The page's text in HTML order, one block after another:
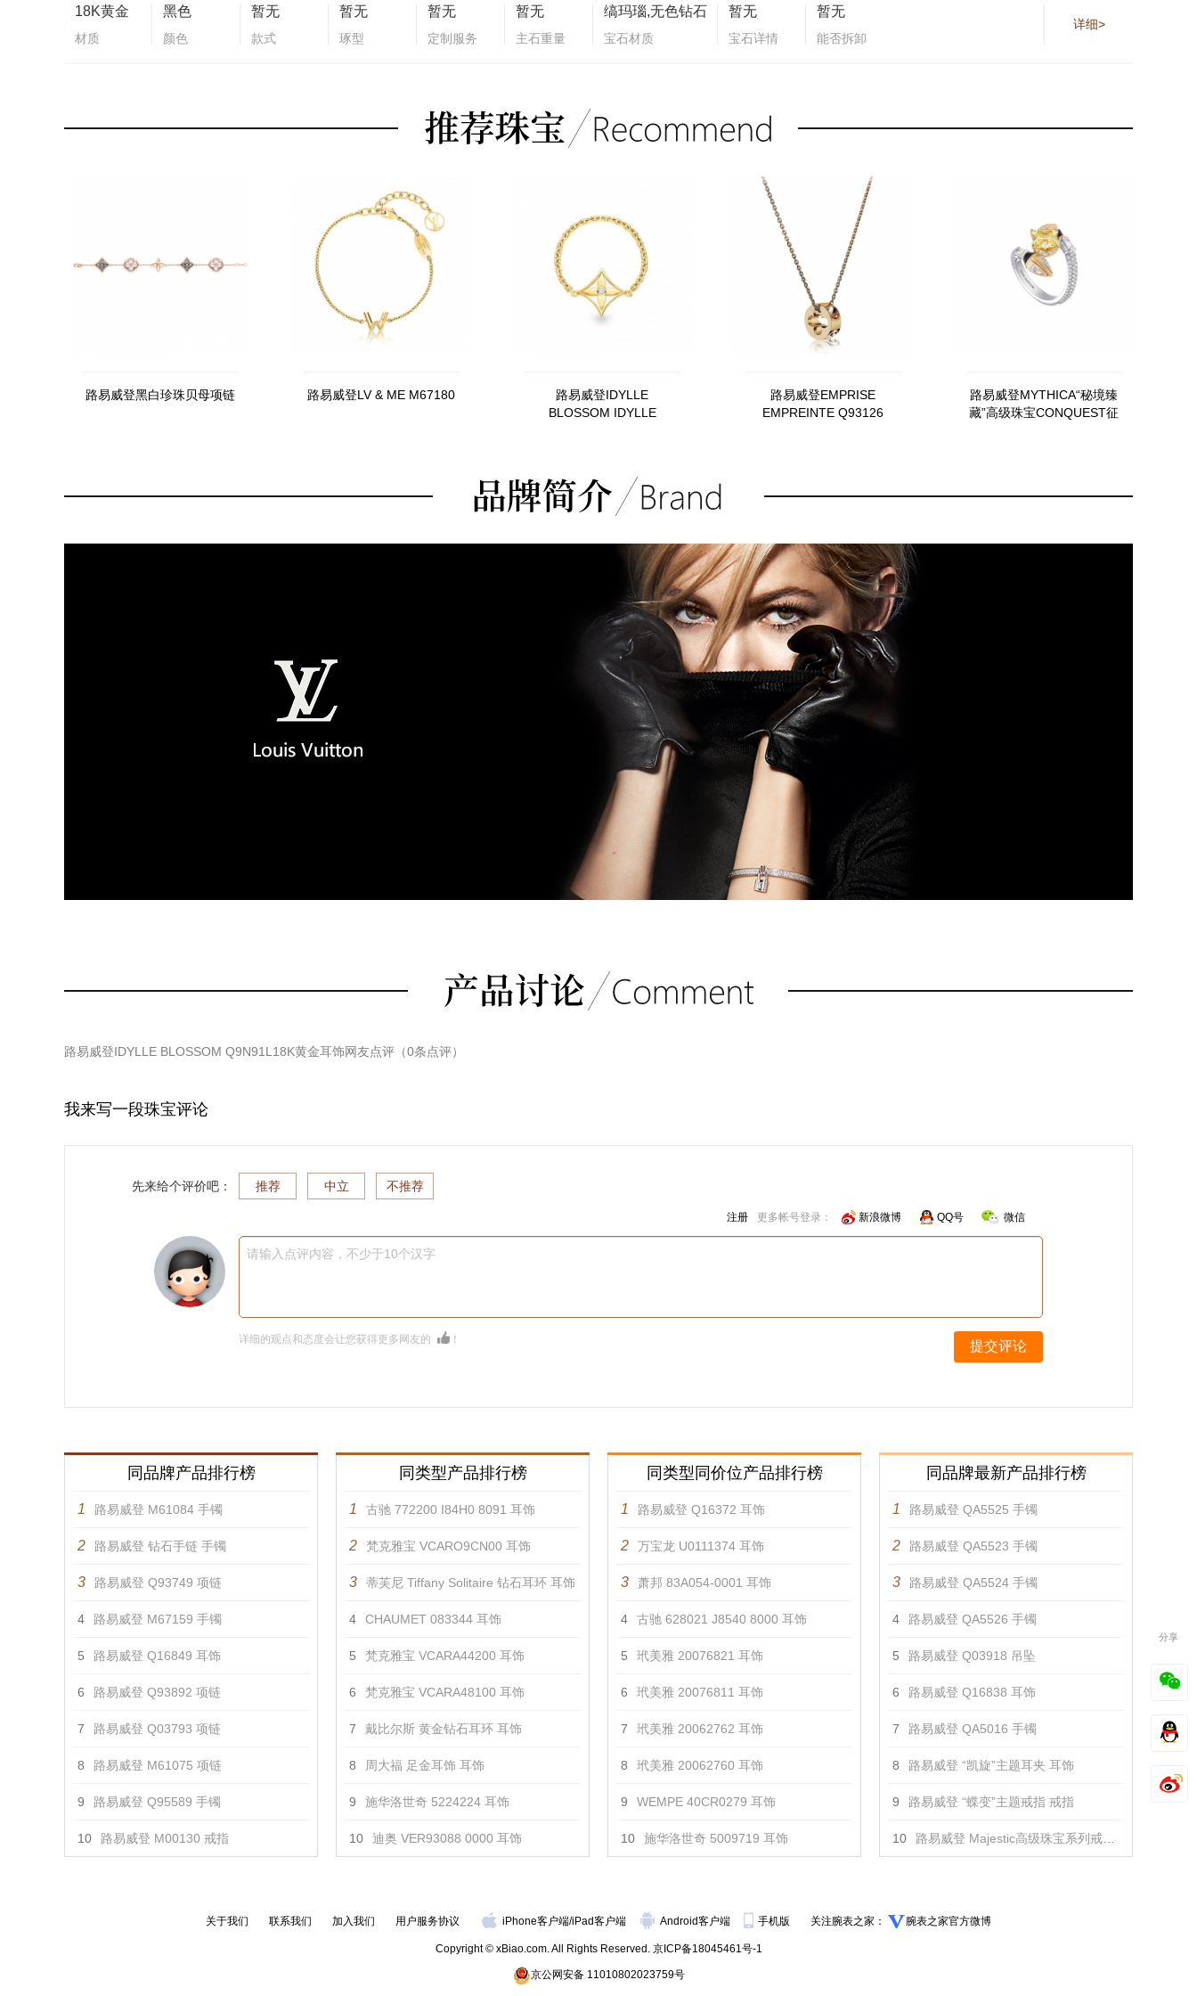
18K黄金
材质
黑色
颜色
暂无
款式
暂无
琢型
暂无
定制服务
暂无
主石重量
缟玛瑙,无色钻石
宝石材质
暂无
宝石详情
暂无
能否拆卸
详细>
路易威登黑白珍珠贝母项链 路易威登LV & ME M67180
路易威登IDYLLE
BLOSSOM IDYLLE
路易威登EMPRISE
EMPREINTE Q93126
路易威登MYTHICA“秘境臻
藏”高级珠宝CONQUEST征
路易威登IDYLLE BLOSSOM Q9N91L18K黄金耳饰网友点评（0条点评）
我来写一段珠宝评论
先来给个评价吧： 推荐 中立 不推荐
注册 更多帐号登录： 新浪微博 QQ号 微信
请输入点评内容，不少于10个汉字
详细的观点和态度会让您获得更多网友的 ！ 提交评论
同品牌产品排行榜
1 路易威登 M61084 手镯
2 路易威登 钻石手链 手镯
3 路易威登 Q93749 项链
4 路易威登 M67159 手镯
5 路易威登 Q16849 耳饰
6 路易威登 Q93892 项链
7 路易威登 Q03793 项链
8 路易威登 M61075 项链
9 路易威登 Q95589 手镯
10 路易威登 M00130 戒指
同类型产品排行榜
1 古驰 772200 I84H0 8091 耳饰
2 梵克雅宝 VCARO9CN00 耳饰
3 蒂芙尼 Tiffany Solitaire 钻石耳环 耳饰
4 CHAUMET 083344 耳饰
5 梵克雅宝 VCARA44200 耳饰
6 梵克雅宝 VCARA48100 耳饰
7 戴比尔斯 黄金钻石耳环 耳饰
8 周大福 足金耳饰 耳饰
9 施华洛世奇 5224224 耳饰
10 迪奥 VER93088 0000 耳饰
同类型同价位产品排行榜
1 路易威登 Q16372 耳饰
2 万宝龙 U0111374 耳饰
3 萧邦 83A054-0001 耳饰
4 古驰 628021 J8540 8000 耳饰
5 玳美雅 20076821 耳饰
6 玳美雅 20076811 耳饰
7 玳美雅 20062762 耳饰
8 玳美雅 20062760 耳饰
9 WEMPE 40CR0279 耳饰
10 施华洛世奇 5009719 耳饰
同品牌最新产品排行榜
1 路易威登 QA5525 手镯
2 路易威登 QA5523 手镯
3 路易威登 QA5524 手镯
4 路易威登 QA5526 手镯
5 路易威登 Q03918 吊坠
6 路易威登 Q16838 耳饰
7 路易威登 QA5016 手镯
8 路易威登 “凯旋”主题耳夹 耳饰
9 路易威登 “蝶变”主题戒指 戒指
10 路易威登 Majestic高级珠宝系列戒指 戒指
关于我们 联系我们 加入我们 用户服务协议 iPhone客户端/iPad客户端 Android客户端 手机版 关注腕表之家： 腕表之家官方微博
Copyright © xBiao.com. All Rights Reserved. 京ICP备18045461号-1
京公网安备 11010802023759号
分享